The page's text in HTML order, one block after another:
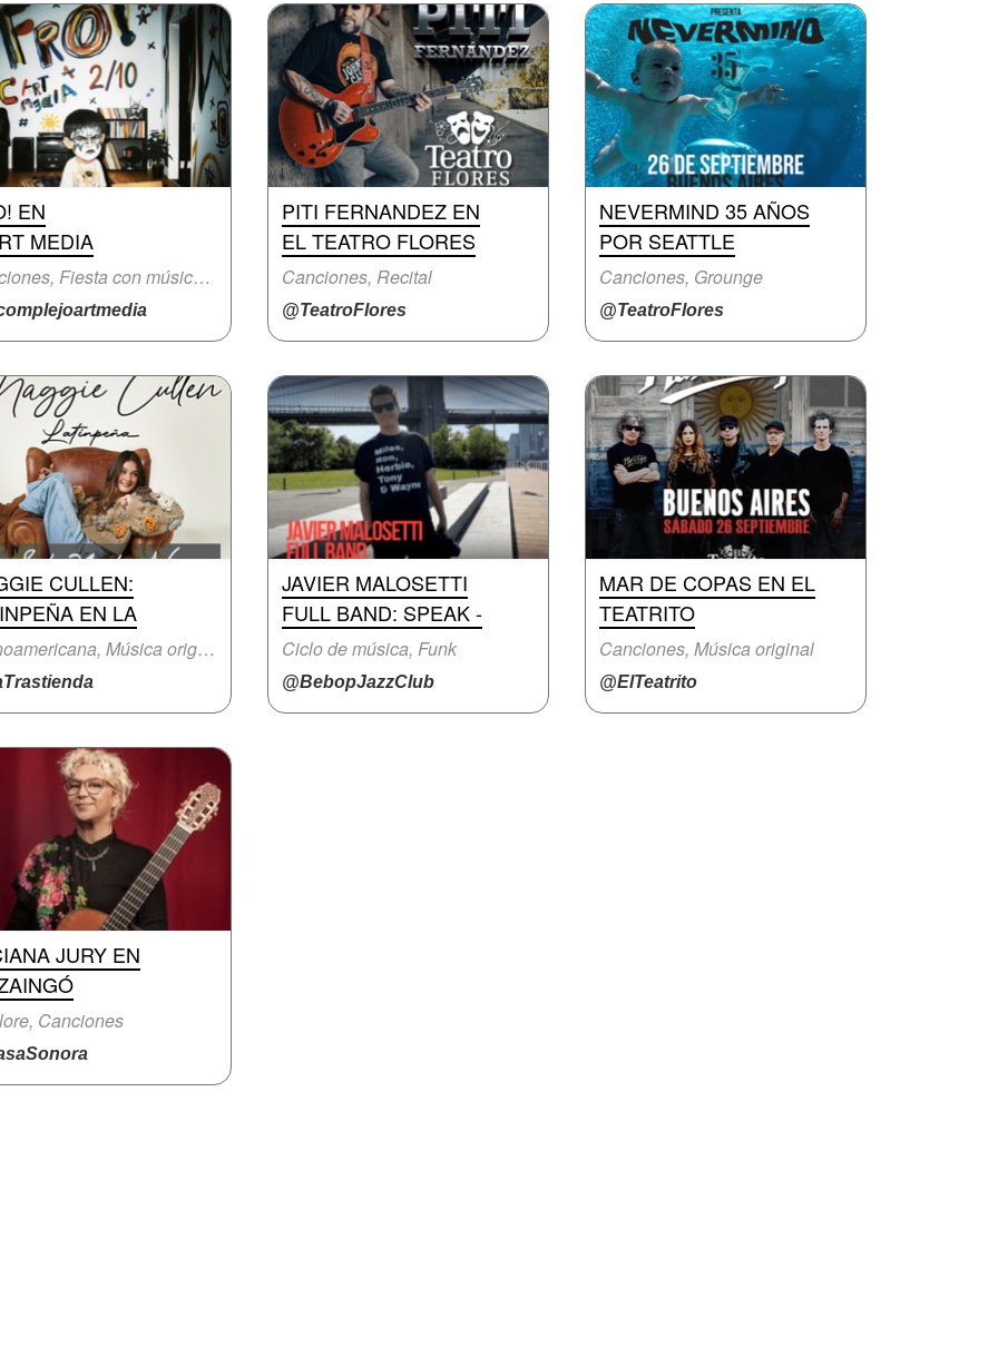
EN
MEDIA
Canciones, Fiesta con música en vivo
PITI FERNANDEZ EN
EL TEATRO FLORES
Canciones, Recital
@TeatroFlores
NEVERMIND 35 AÑOS
POR SEATTLE
Canciones, Grounge
@TeatroFlores
CULLEN:
EN LA
Latinoamericana, Música original
JAVIER MALOSETTI
FULL BAND: SPEAK -
Ciclo de música, Funk
@BebopJazzClub
MAR DE COPAS EN EL
TEATRITO
Canciones, Música original
@ElTeatrito
JURY EN
Canciones